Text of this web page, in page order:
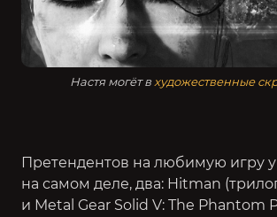
Настя могёт в художественные
Претендентов на любимую игру
на самом деле, два: Hitman
и Metal Gear Solid V: The Phantom